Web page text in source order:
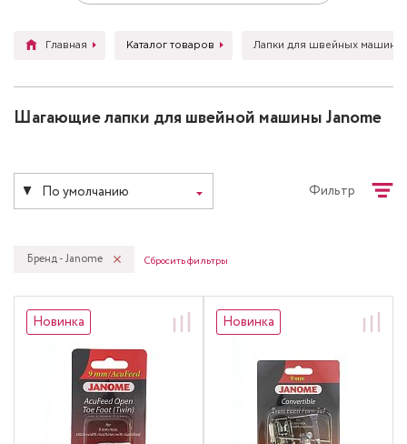
Главная Каталог товаров Лапки для швейных машин
Шагающие лапки для швейной машины Janome
По умолчанию Фильтр
Бренд - Janome Сбросить фильтры
Новинка Новинка